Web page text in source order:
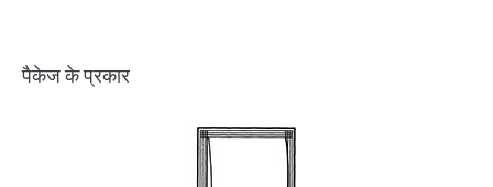
पैकेज के प्रकार